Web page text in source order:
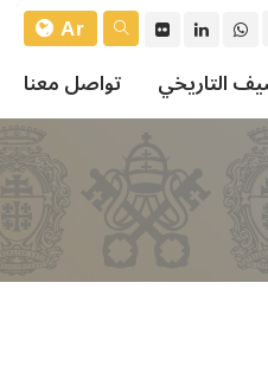
Ar
التاريخي تواصل معنا